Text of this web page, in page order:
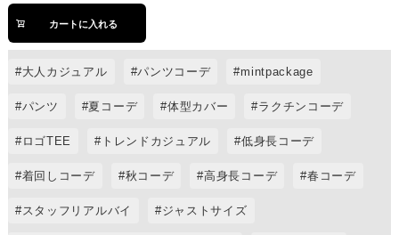
カートに入れる
大人カジュアル パンツコーデ mintpackage
パンツ 夏コーデ 体型カバー ラクチンコーデ
ロゴTEE トレンドカジュアル 低身長コーデ
着回しコーデ 秋コーデ 高身長コーデ 春コーデ
スタッフリアルバイ ジャストサイズ